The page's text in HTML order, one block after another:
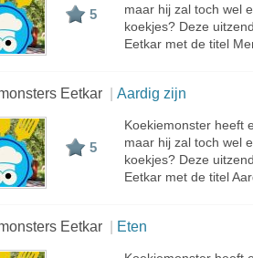
5
maar hij zal toch wel
koekjes? Deze
Eetkar met de titel
Eetkar Aardig zijn
5
Koekiemonster heeft
maar hij zal toch wel
koekjes? Deze
Eetkar met de titel
Eetkar Eten